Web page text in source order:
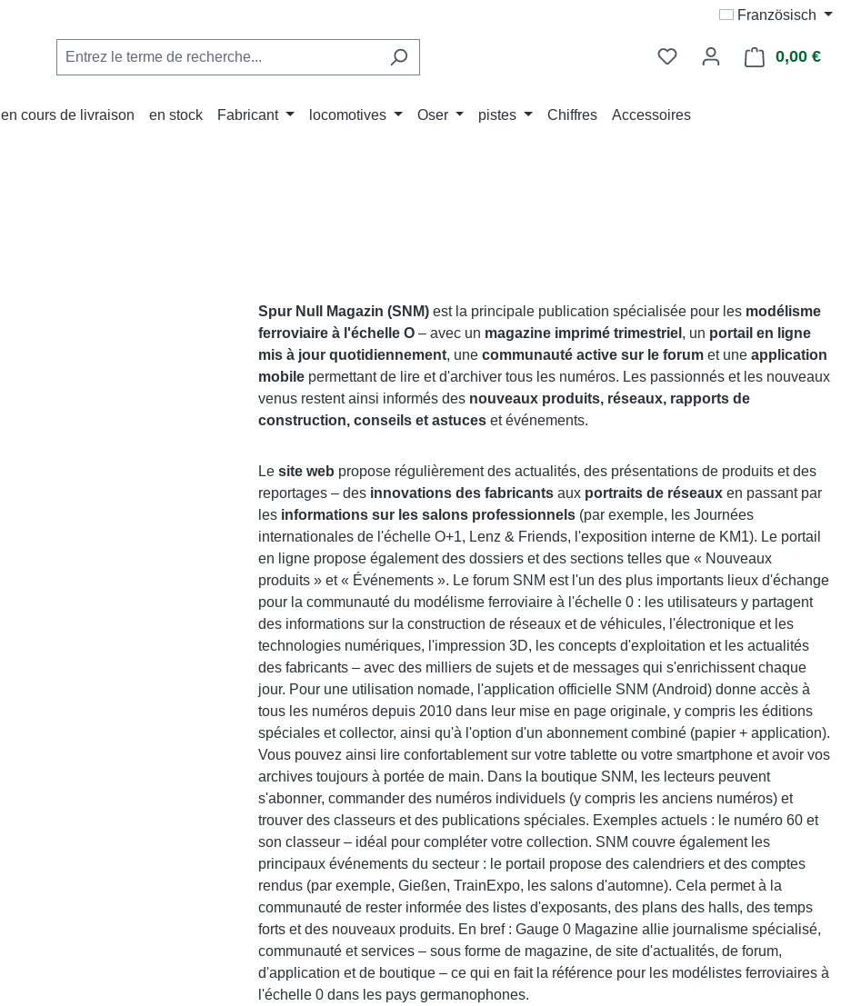
Französisch
0,00 €Le
en cours de livraison en stock Fabricant locomotives Oser pistes Chiffres Accessoires
Spur Null Magazin (SNM) est la principale publication spécialisée pour les modélisme
ferroviaire à l'échelle O – avec un magazine imprimé trimestriel , un portail en ligne
mis à jour quotidiennement, une communauté active sur le forum et une application
mobile permettant de lire et d'archiver tous les numéros. Les passionnés et les nouveaux
venus restent ainsi informés des nouveaux produits, réseaux, rapports de
construction, conseils et astuces et événements.
Le site web propose régulièrement des actualités, des présentations de produits et des
reportages – des innovations des fabricants aux portraits de réseaux en passant par
les informations sur les salons professionnels (par exemple, les Journées
internationales de l'échelle O+1, Lenz & Friends, l'exposition interne de KM1). Le portail
en ligne propose également des dossiers et des sections telles que « Nouveaux
produits » et « Événements ». Le forum SNM est l'un des plus importants lieux d'échange
pour la communauté du modélisme ferroviaire à l'échelle 0 : les utilisateurs y partagent
des informations sur la construction de réseaux et de véhicules, l'électronique et les
technologies numériques, l'impression 3D, les concepts d'exploitation et les actualités
des fabricants – avec des milliers de sujets et de messages qui s'enrichissent chaque
jour. Pour une utilisation nomade, l'application officielle SNM (Android) donne accès à
tous les numéros depuis 2010 dans leur mise en page originale, y compris les éditions
spéciales et collector, ainsi qu'à l'option d'un abonnement combiné (papier + application).
Vous pouvez ainsi lire confortablement sur votre tablette ou votre smartphone et avoir vos
archives toujours à portée de main. Dans la boutique SNM, les lecteurs peuvent
s'abonner, commander des numéros individuels (y compris les anciens numéros) et
trouver des classeurs et des publications spéciales. Exemples actuels : le numéro 60 et
son classeur – idéal pour compléter votre collection. SNM couvre également les
principaux événements du secteur : le portail propose des calendriers et des comptes
rendus (par exemple, Gießen, TrainExpo, les salons d'automne). Cela permet à la
communauté de rester informée des listes d'exposants, des plans des halls, des temps
forts et des nouveaux produits. En bref : Gauge 0 Magazine allie journalisme spécialisé,
communauté et services – sous forme de magazine, de site d'actualités, de forum,
d'application et de boutique – ce qui en fait la référence pour les modélistes ferroviaires à
l'échelle 0 dans les pays germanophones.